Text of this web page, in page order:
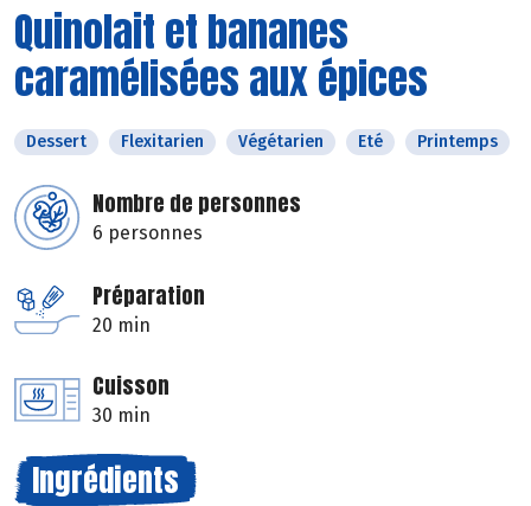
Quinolait et bananes
caramélisées aux épices
Dessert Flexitarien Végétarien Eté Printemps
Nombre de personnes
6 personnes
Préparation
20 min
Cuisson
30 min
Ingrédients